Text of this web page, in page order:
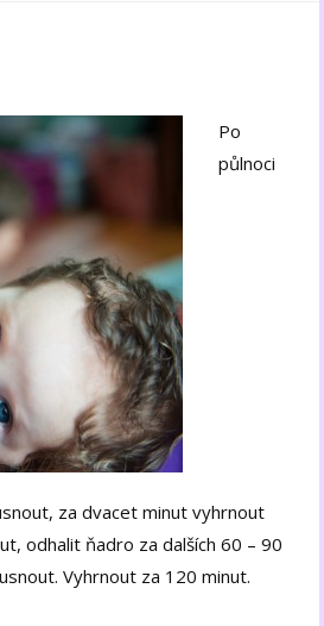
Po
půlnoci
za dvacet minut vyhrnout
odhalit ňadro za dalších 60 – 90
Vyhrnout za 120 minut.